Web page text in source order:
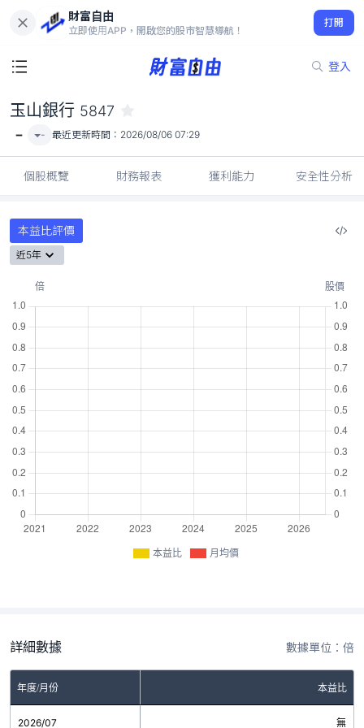
財富自由
立即使用APP，開啟您的股市智慧導航！
打開
登入
-
玉山銀行 5847
- - 最近更新時間： 2026/08/06 07:29
個股概覽 財務報表 獲利能力 安全性分析
本益比評價
近5年
本益比 月均價
詳細數據 數據單位：倍
年度/月份 本益比
2026/07 無